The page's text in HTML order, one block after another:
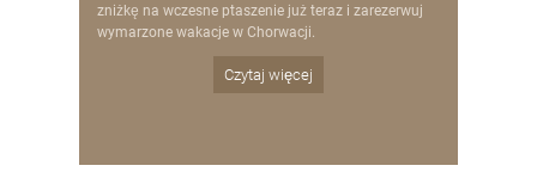
zniżkę na wczesne ptaszenie już teraz i zarezerwuj
wymarzone wakacje w Chorwacji.
Czytaj więcej